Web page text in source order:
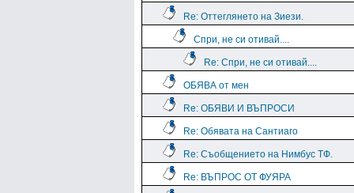
Re: Оттеглянето на Зиези.
Спри, не си отивай....
Re: Спри, не си отивай....
ОБЯВА от мен
Re: ОБЯВИ И ВЪПРОСИ
Re: Обявата на Сантиаго
Re: Съобщението на Нимбус ТФ.
Re: ВЪПРОС ОТ ФУЯРА